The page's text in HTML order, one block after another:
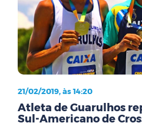
21/02/2019, às 14:20
Atleta de Guarulhos
Sul-Americano de